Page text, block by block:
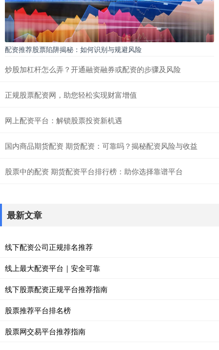
配资推荐股票陷阱揭秘：如何识别与规避风险
炒股加杠杆怎么弄？开通融资融券或配资的步骤及风险
正规股票配资网，助您轻松实现财富增值
网上配资平台：解锁股票投资新机遇
国内商品期货配资 期货配资：可靠吗？揭秘配资风险与收益
股票中的配资 期货配资平台排行榜：助你选择靠谱平台
最新文章
线下配资公司正规排名推荐
线上最大配资平台｜安全可靠
线下股票配资正规平台推荐指南
股票推荐平台排名榜
股票网交易平台推荐指南